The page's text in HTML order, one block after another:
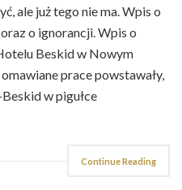
ale już tego nie ma. Wpis o
o ignorancji. Wpis o
Beskid w Nowym
prace powstawały,
w pigułce
Continue Reading